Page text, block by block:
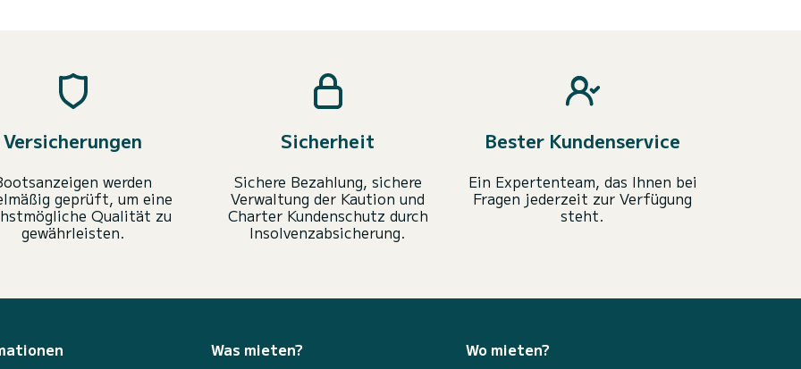
Versicherungen
werden
geprüft, um eine
Qualität zu
gewährleisten.
Sicherheit
Sichere Bezahlung, sichere
Verwaltung der Kaution und
Charter Kundenschutz durch
Insolvenzabsicherung.
Bester Kundenservice
Ein Expertenteam, das Ihnen bei
Fragen jederzeit zur Verfügung
steht.
Was mieten?
Wo mieten?